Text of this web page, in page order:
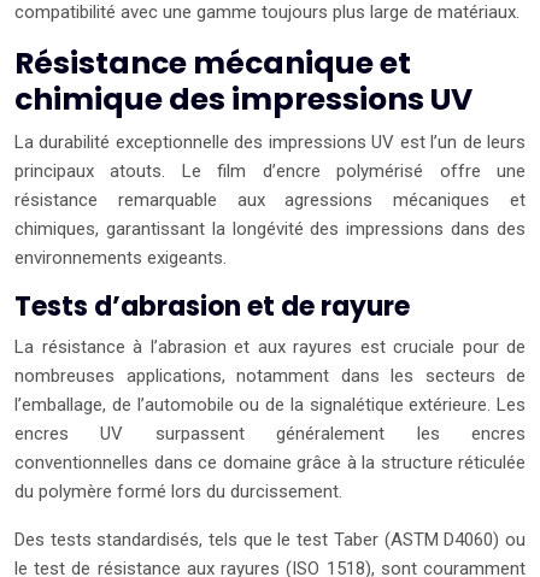
compatibilité avec une gamme toujours plus large de matériaux.
Résistance mécanique et
chimique des impressions UV
La durabilité exceptionnelle des impressions UV est l’un de leurs
principaux atouts. Le film d’encre polymérisé offre une
résistance remarquable aux agressions mécaniques et
chimiques, garantissant la longévité des impressions dans des
environnements exigeants.
Tests d’abrasion et de rayure
La résistance à l’abrasion et aux rayures est cruciale pour de
nombreuses applications, notamment dans les secteurs de
l’emballage, de l’automobile ou de la signalétique extérieure. Les
encres UV surpassent généralement les encres
conventionnelles dans ce domaine grâce à la structure réticulée
du polymère formé lors du durcissement.
Des tests standardisés, tels que le test Taber (ASTM D4060) ou
le test de résistance aux rayures (ISO 1518), sont couramment